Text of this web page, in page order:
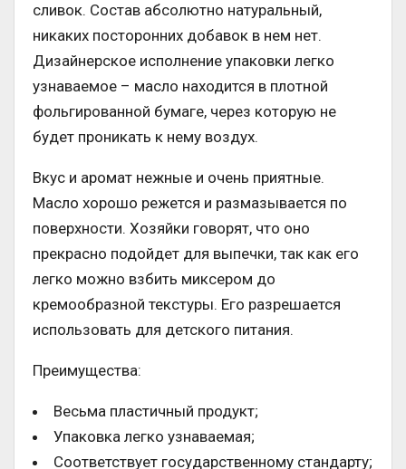
сливок. Состав абсолютно натуральный,
никаких посторонних добавок в нем нет.
Дизайнерское исполнение упаковки легко
узнаваемое – масло находится в плотной
фольгированной бумаге, через которую не
будет проникать к нему воздух.
Вкус и аромат нежные и очень приятные.
Масло хорошо режется и размазывается по
поверхности. Хозяйки говорят, что оно
прекрасно подойдет для выпечки, так как его
легко можно взбить миксером до
кремообразной текстуры. Его разрешается
использовать для детского питания.
Преимущества:
Весьма пластичный продукт;
Упаковка легко узнаваемая;
Соответствует государственному стандарту;